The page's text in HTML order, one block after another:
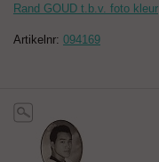
Rand GOUD t.b.v. foto kleur
Artikelnr: 094169